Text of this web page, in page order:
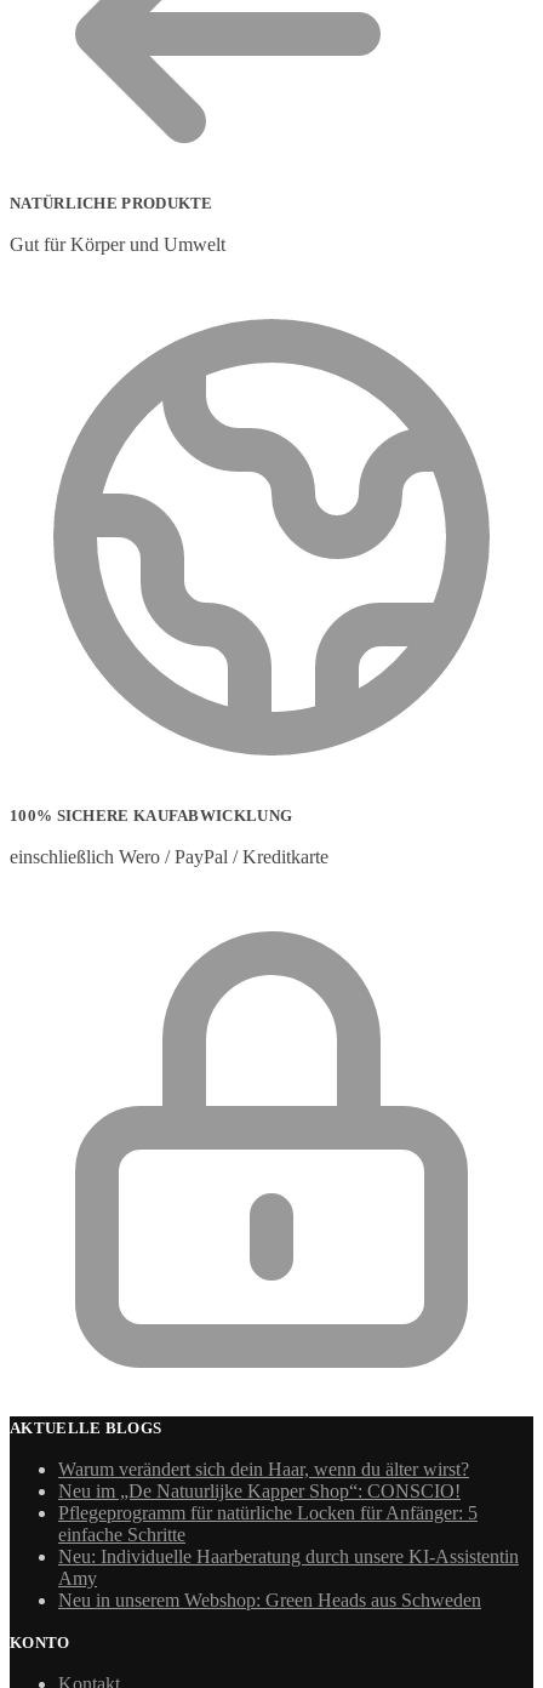
NATÜRLICHE PRODUKTE
Gut für Körper und Umwelt
100% SICHERE KAUFABWICKLUNG
einschließlich Wero / PayPal / Kreditkarte
AKTUELLE BLOGS
Warum verändert sich dein Haar, wenn du älter wirst?
Neu im „De Natuurlijke Kapper Shop“: CONSCIO!
Pflegeprogramm für natürliche Locken für Anfänger: 5
einfache Schritte
Neu: Individuelle Haarberatung durch unsere KI-Assistentin
Amy
Neu in unserem Webshop: Green Heads aus Schweden
KONTO
Kontakt